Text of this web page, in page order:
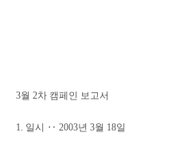
3월 2차 캠페인 보고서
1. 일시 ‥ 2003년 3월 18일